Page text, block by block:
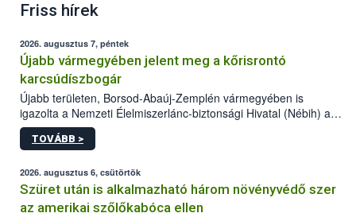
Friss hírek
2026. augusztus 7, péntek
Újabb vármegyében jelent meg a kőrisrontó
karcsúdíszbogár
Újabb területen, Borsod-Abaúj-Zemplén vármegyében is
igazolta a Nemzeti Élelmiszerlánc-biztonsági Hivatal (Nébih) a
kőrisrontó karcsúdíszbogár (Agrilus planipennis) jelenlétét. A
kártevőt nem csak színcsapdában találták meg, de már fertőzött
az intenzív felderítést, emellett az intézkedéseket a szlovák
hatósággal is összehangolják a terjedés megállítása érdekében.
TOVÁBB >
2026. augusztus 6, csütörtök
Szüret után is alkalmazható három növényvédő szer
az amerikai szőlőkabóca ellen